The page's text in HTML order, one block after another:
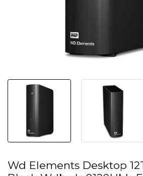
Wd Elements Desktop